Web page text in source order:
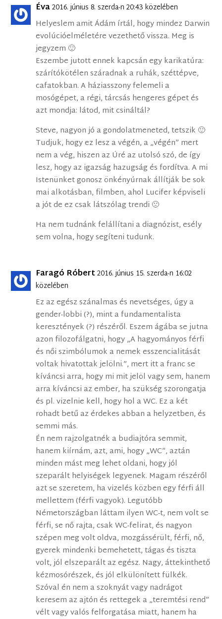
Éva2016. június 8. szerda-n 20:43 közelében
Helyeslem amit Ádám írtál, hogy mindez Darwin
evolúcióelméletére vezethető vissza. Meg is
jegyzem 🙂
Eszembe jutott ennek kapcsán egy karikatúra:
szárítókötélen száradnak a ruhák, széttépve,
cafatokban. A háziasszony felemeli a
mosógépet, a régi, tárcsás hengeres gépet és
azt mondja: látod, mit csináltál?
Steve, nagyon jó a gondolatmeneted, tetszik 🙂
Tudjuk, hogy ez lesz a végén, a „végén” mert
nem a vég, hiszen az Úré az utolsó szó, de így
lesz, hogy az igazság hazugság és fordítva. A mi
Istenünket gonosz önkényúrnak állítják be sok
mai alkotásban, filmben, ahol Lucifer képviseli
a jót de ez csak látszólag trendi 🙁
Ha nem tudnánk felállítani a diagnózist, esély
sem volna, hogy segíteni tudunk.
Faragó Róbert2016. június 15. szerda-n 16:02
közelében
Ez az egész szánalmas és nevetséges, úgy a
gender-lobbi (?), mint a fundamentalista
keresztények (?) részéről. Eszem ágába se jutna
azon filozofálgatni, hogy „A hagyományos férfi
és női szimbólumok a nemek esszencialitását
voltak hivatottak jelölni.”, mert itt a franc se
kíváncsi arra, hogy mi mit jelöl vagy sem, hanem
arra kíváncsi az ember, ha szükség szorongatja
és pl. vizelnie kell, hogy hol a WC. Ez a két
rohadt betű az érdekes abban a helyzetben, és
semmi más.
Én nem rajzolgatnék a budiajtóra semmit,
hanem kiírnám, azt, ami, hogy „WC”, aztán
minden mást meg lehet oldani, hogy jól
szeparált helyiségek legyenek. Magam részéről
azt se szeretem, ha vizelés közben egy férfi áll
mellettem (férfi vagyok). Legutóbb
Németországban láttam ilyen WC-t, nem volt se
férfi, se nő rajta, csak WC-felirat, és nagyon
szépen meg volt oldva, mozgássérült, férfi, nő,
gyerek mindenki bemehetett, tágas és tiszta
volt, jól elszeparált az egész. Nagy, áttekinthető
kézmosórészek, és jól elkülönített fülkék.
Szóval én nem a szoknyát vagy nadrágot
keresem az ajtón és rettegek a „teremtési rend”
vélt vagy valós felforgatása miatt, hanem ha